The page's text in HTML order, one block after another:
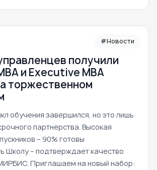
#Новости
получили
и Executive MBA
торжественном
обучения завершился, но это лишь
партнерства. Высокая
– 90% готовы
Школу – подтверждает качество
Приглашаем на новый набор: